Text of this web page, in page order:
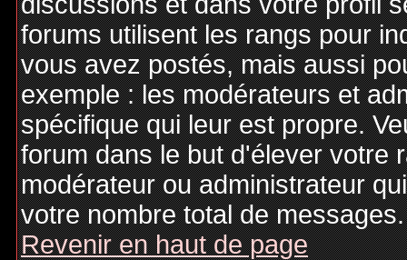
forums utilisent les rangs pour
vous avez postés, mais aussi
exemple : les modérateurs et
spécifique qui leur est propre.
forum dans le but d'élever votre
modérateur ou administrateur
votre nombre total de messages.
Revenir en haut de page